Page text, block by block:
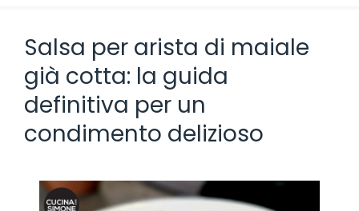
Salsa per arista di maiale
già cotta: la guida
definitiva per un
condimento delizioso